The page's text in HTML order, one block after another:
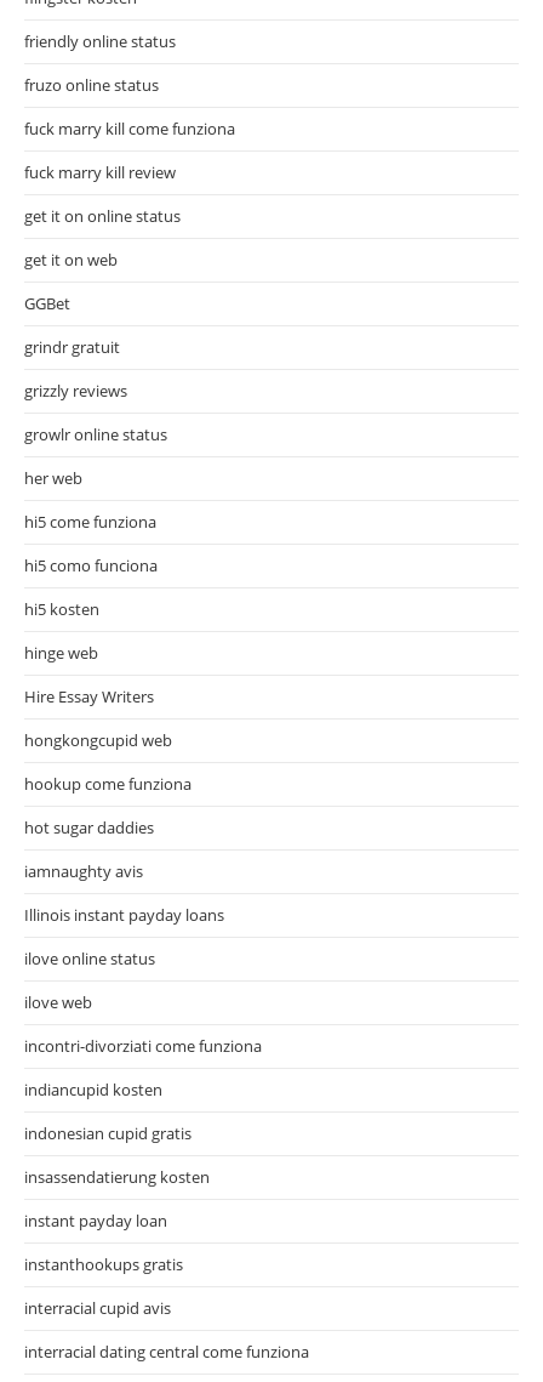
friendly online status
fruzo online status
fuck marry kill come funziona
fuck marry kill review
get it on online status
get it on web
GGBet
grindr gratuit
grizzly reviews
growlr online status
her web
hi5 come funziona
hi5 como funciona
hi5 kosten
hinge web
Hire Essay Writers
hongkongcupid web
hookup come funziona
hot sugar daddies
iamnaughty avis
Illinois instant payday loans
ilove online status
ilove web
incontri-divorziati come funziona
indiancupid kosten
indonesian cupid gratis
insassendatierung kosten
instant payday loan
instanthookups gratis
interracial cupid avis
interracial dating central come funziona